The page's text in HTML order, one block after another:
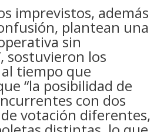
imprevistos, además
plantean una
sin
sostuvieron los
tiempo que
“la posibilidad de
con dos
votación diferentes,